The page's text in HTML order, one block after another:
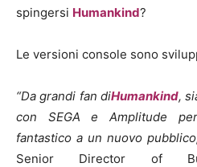
spingersi Humankind?
Le versioni console sono
“Da grandi fan diHumankind,
con SEGA e Amplitude
fantastico a un nuovo
Senior Director of